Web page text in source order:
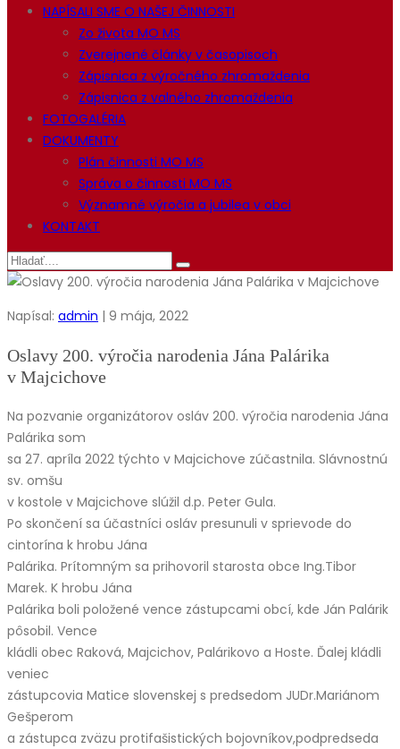
NAPÍSALI SME O NAŠEJ ČINNOSTI
Zo života MO MS
Zverejnené články v časopisoch
Zápisnica z výročného zhromaždenia
Zápisnica z valného zhromaždenia
FOTOGALÉRIA
DOKUMENTY
Plán činnosti MO MS
Správa o činnosti MO MS
Významné výročia a jubilea v obci
KONTAKT
Napísal: admin | 9 mája, 2022
Oslavy 200. výročia narodenia Jána Palárika
v Majcichove
Na pozvanie organizátorov osláv 200. výročia narodenia Jána
Palárika som
sa 27. apríla 2022 týchto v Majcichove zúčastnila. Slávnostnú
sv. omšu
v kostole v Majcichove slúžil d.p. Peter Gula.
Po skončení sa účastníci osláv presunuli v sprievode do
cintorína k hrobu Jána
Palárika. Prítomným sa prihovoril starosta obce Ing.Tibor
Marek. K hrobu Jána
Palárika boli položené vence zástupcami obcí, kde Ján Palárik
pôsobil. Vence
kládli obec Raková, Majcichov, Palárikovo a Hoste. Ďalej kládli
veniec
zástupcovia Matice slovenskej s predsedom JUDr.Mariánom
Gešperom
a zástupca zväzu protifašistických bojovníkov,podpredseda